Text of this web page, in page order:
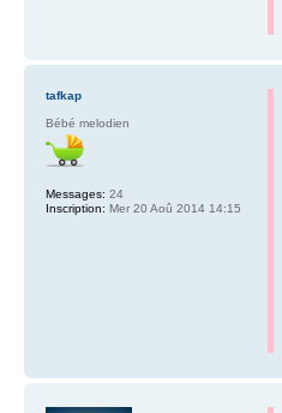
tafkap
Bébé melodien
Messages: 24
Inscription: Mer 20 Aoû 2014 14:15